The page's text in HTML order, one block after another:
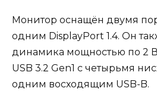
Монитор оснащён двумя
одним DisplayPort 1.4. Он
динамика мощностью по 2
USB 3.2 Gen1 с четырьмя
одним восходящим USB-B.